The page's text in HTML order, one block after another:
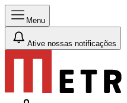
Menu
Ative nossas notificações